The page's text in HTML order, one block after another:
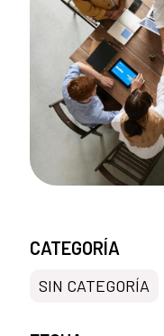
CATEGORÍA
SIN CATEGORÍA